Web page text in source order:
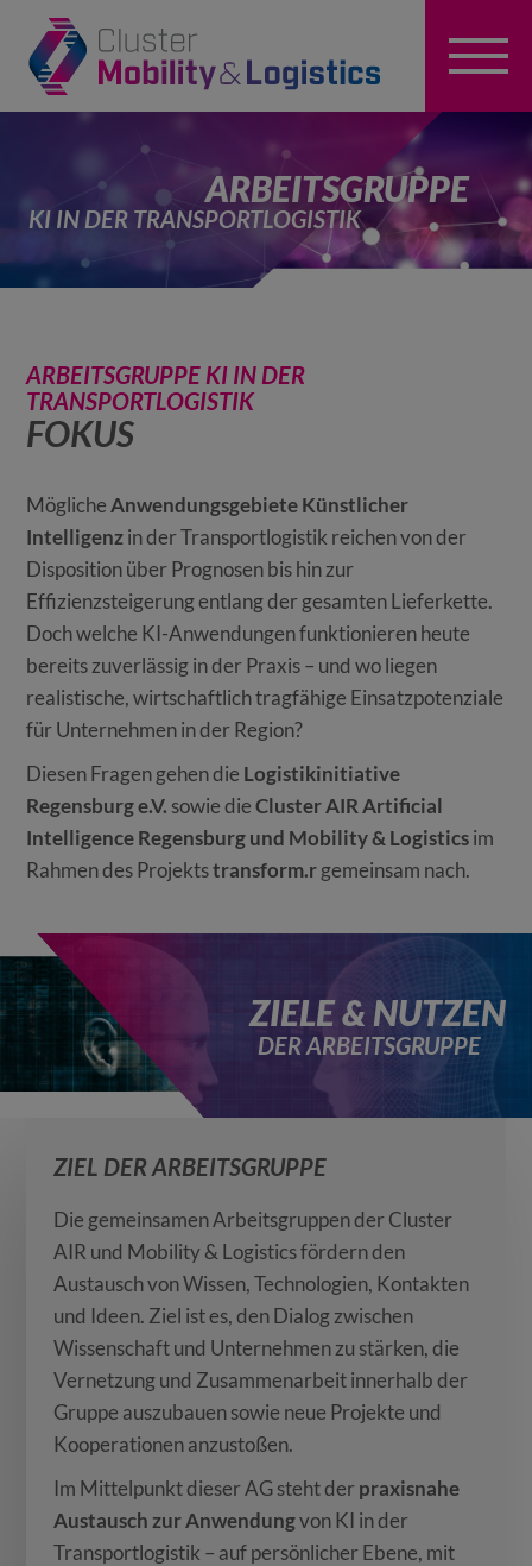
ARBEITSGRUPPE
KI IN DER TRANSPORTLOGISTIK
ARBEITSGRUPPE KI IN DER
TRANSPORTLOGISTIK
FOKUS
MöglicheAnwendungsgebiete Künstlicher
Intelligenzin der Transportlogistik reichen von der
Disposition über Prognosen bis hin zur
Effizienzsteigerung entlang der gesamten Lieferkette.
Doch welche KI-Anwendungen funktionieren heute
bereits zuverlässig in der Praxis – und wo liegen
realistische, wirtschaftlich tragfähige Einsatzpotenziale
für Unternehmen in der Region?
Diesen Fragen gehen die Logistikinitiative
Regensburg e.V. sowie dieCluster AIR Artificial
Intelligence Regensburg und Mobility & Logisticsim
Rahmen des Projektstransform.rgemeinsam nach.
ZIELE & NUTZEN
DER ARBEITSGRUPPE
ZIEL DER ARBEITSGRUPPE
Die gemeinsamen Arbeitsgruppen der Cluster
AIR und Mobility & Logistics fördern den
Austausch von Wissen, Technologien, Kontakten
und Ideen. Ziel ist es, den Dialog zwischen
Wissenschaft und Unternehmen zu stärken, die
Vernetzung und Zusammenarbeit innerhalb der
Gruppe auszubauen sowie neue Projekte und
Kooperationen anzustoßen.
Im Mittelpunkt dieser AG steht derpraxisnahe
Austausch zur Anwendungvon KI in der
Transportlogistik – auf persönlicher Ebene, mit